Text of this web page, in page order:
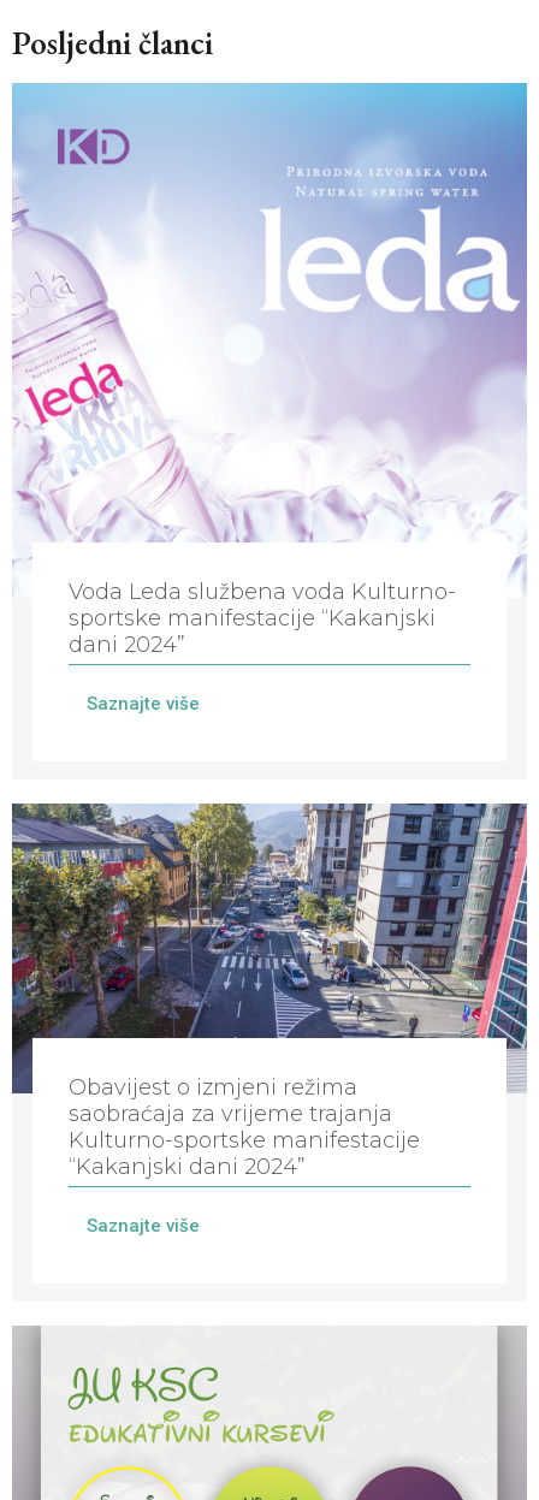
Posljedni članci
Voda Leda službena voda Kulturno-
sportske manifestacije “Kakanjski
dani 2024”
Saznajte više
Obavijest o izmjeni režima
saobraćaja za vrijeme trajanja
Kulturno-sportske manifestacije
“Kakanjski dani 2024”
Saznajte više